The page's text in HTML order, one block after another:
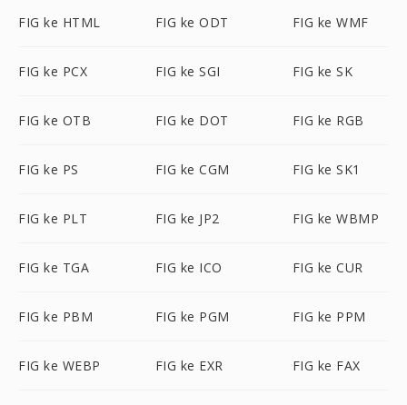
FIG ke HTML FIG ke ODT FIG ke WMF
FIG ke PCX FIG ke SGI FIG ke SK
FIG ke OTB FIG ke DOT FIG ke RGB
FIG ke PS FIG ke CGM FIG ke SK1
FIG ke PLT FIG ke JP2 FIG ke WBMP
FIG ke TGA FIG ke ICO FIG ke CUR
FIG ke PBM FIG ke PGM FIG ke PPM
FIG ke WEBP FIG ke EXR FIG ke FAX